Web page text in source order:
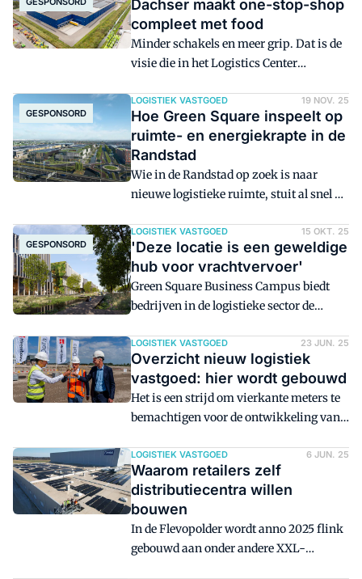
Dachser maakt one-stop-shop
compleet met food
Minder schakels en meer grip. Dat is de
visie die in het Logistics Center
geworden. Door de toevoeging van
foodlogistiek is het one-stop-shop
concept in Nederland compleet. In het
logistieke centrum komen lucht- en
zeevracht, wegtransport, opslag en
foodlogistiek samen onder één dak.
oplossing voor import, export, opslag en
distributie, met één aanspreekpunt voor
de gehele supply chain.
GESPONSORD
LOGISTIEK VASTGOED 19 NOV. 25
Hoe Green Square inspeelt op
ruimte- en energiekrapte in de
Randstad
Wie in de Randstad op zoek is naar
nieuwe logistieke ruimte, stuit al snel op
uitbreidingsmogelijkheden,
netcongestie en lange doorlooptijden.
Green Square Business Campus (GSBC),
op 10 minuten van Schiphol Airport,
speelt juist op deze knelpunten in. Deze
bereikbaarheid met flexibiliteit in
inrichting en energiezekerheid.
GESPONSORD
LOGISTIEK VASTGOED 15 OKT. 25
'Deze locatie is een geweldige
hub voor vrachtvervoer'
Green Square Business Campus biedt
bedrijven in de logistieke sector de
energie, flexibele maatwerkoplossingen
en een toplocatie vlakbij Schiphol. Het
park is ontwikkeld om groei te
versnellen en internationale ambities
mogelijk te maken.
LOGISTIEK VASTGOED 23 JUN. 25
Overzicht nieuw logistiek
vastgoed: hier wordt gebouwd
Het is een strijd om vierkante meters te
bemachtigen voor de ontwikkeling van
schaars, problemen met netcongestie
zijn aan de orde van de dag en zowel
overheden als omwonenden zijn vaak
kritisch als het gaat om het bouwen van
distributiecentra. Toch worden er volop
nieuwe projecten aangekondigd en
LOGISTIEK VASTGOED 6 JUN. 25
Waarom retailers zelf
distributiecentra willen
bouwen
In de Flevopolder wordt anno 2025 flink
gebouwd aan onder andere XXL-